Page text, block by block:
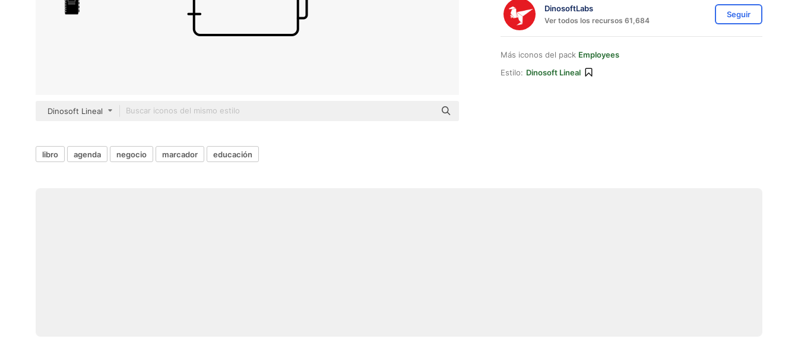
Dinosoft Lineal
DinosoftLabs
Ver todos los recursos 61,684
Seguir
Más iconos del pack Employees
Estilo: Dinosoft Lineal
libro agenda negocio marcador educación